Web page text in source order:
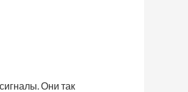
Они так